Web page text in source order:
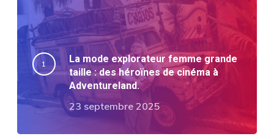
La mode explorateur femme grande
taille : des héroïnes de cinéma à
Adventureland.
23 septembre 2025